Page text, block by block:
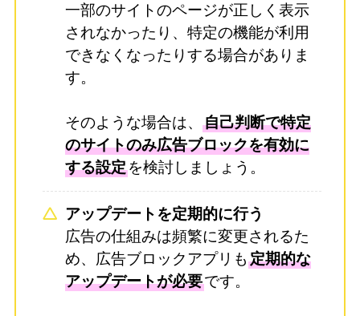
一部のサイトのページが正しく表示
されなかったり、特定の機能が利用
できなくなったりする場合がありま
す。
そのような場合は、自己判断で特定
のサイトのみ広告ブロックを有効に
する設定を検討しましょう。
アップデートを定期的に行う
広告の仕組みは頻繁に変更されるた
め、広告ブロックアプリも定期的な
アップデートが必要です。